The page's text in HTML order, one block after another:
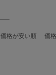
価格が安い順 価